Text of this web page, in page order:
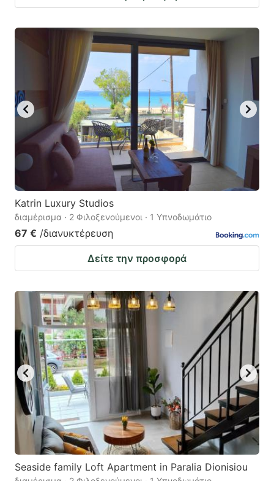
Katrin Luxury Studios
διαμέρισμα · 2 Φιλοξενούμενοι · 1 Υπνοδωμάτιο
67 € /διανυκτέρευση
Δείτε την προσφορά
Seaside family Loft Apartment in Paralia Dionisiou